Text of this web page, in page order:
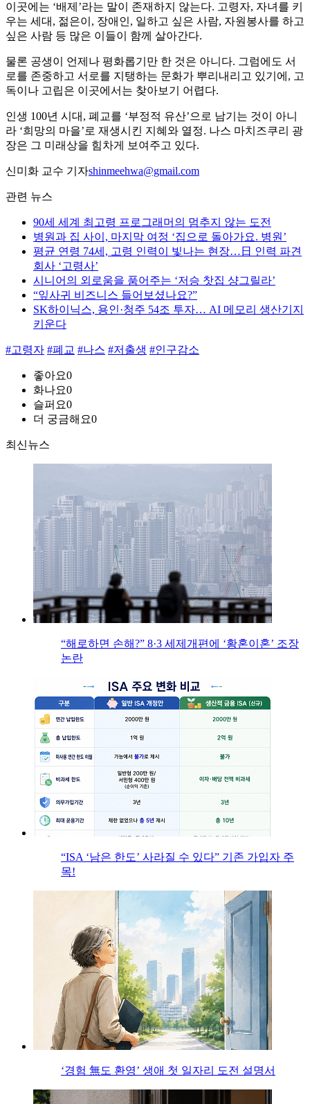
이곳에는 ‘배제’라는 말이 존재하지 않는다. 고령자, 자녀를 키
우는 세대, 젊은이, 장애인, 일하고 싶은 사람, 자원봉사를 하고
싶은 사람 등 많은 이들이 함께 살아간다.
물론 공생이 언제나 평화롭기만 한 것은 아니다. 그럼에도 서
로를 존중하고 서로를 지탱하는 문화가 뿌리내리고 있기에, 고
독이나 고립은 이곳에서는 찾아보기 어렵다.
인생 100년 시대, 폐교를 ‘부정적 유산’으로 남기는 것이 아니
라 ‘희망의 마을’로 재생시킨 지혜와 열정. 나스 마치즈쿠리 광
장은 그 미래상을 힘차게 보여주고 있다.
신미화 교수 기자shinmeehwa@gmail.com
관련 뉴스
90세 세계 최고령 프로그래머의 멈추지 않는 도전
병원과 집 사이, 마지막 여정 ‘집으로 돌아가요. 병원’
평균 연령 74세, 고령 인력이 빛나는 현장…日 인력 파견
회사 ‘고령사’
시니어의 외로움을 품어주는 ‘저승 찻집 샹그릴라’
“잎사귀 비즈니스 들어보셨나요?”
SK하이닉스, 용인·청주 54조 투자… AI 메모리 생산기지
키운다
#고령자 #폐교 #나스 #저출생 #인구감소
좋아요0
화나요0
슬퍼요0
더 궁금해요0
최신뉴스
“해로하면 손해?” 8·3 세제개편에 ‘황혼이혼’ 조장
논란
“ISA ‘남은 한도’ 사라질 수 있다” 기존 가입자 주
목!
‘경험 無도 환영’ 생애 첫 일자리 도전 설명서